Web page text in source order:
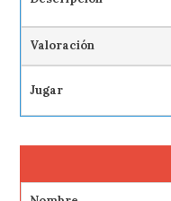
Valoración
Jugar